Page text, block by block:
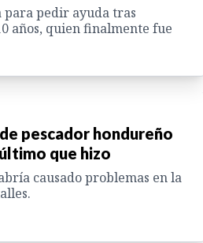
para pedir ayuda tras
años, quien finalmente fue
pescador hondureño
que hizo
causado problemas en la